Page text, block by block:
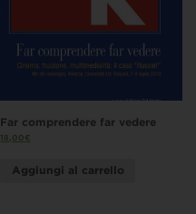
Far comprendere far vedere
18,00€
Aggiungi al carrello